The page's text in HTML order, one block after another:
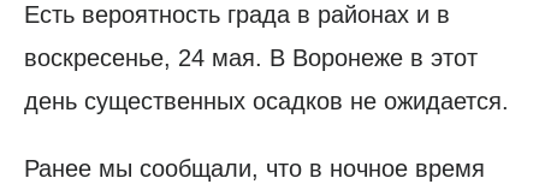
Есть вероятность града в районах и в
воскресенье, 24 мая. В Воронеже в этот
день существенных осадков не ожидается.
Ранее мы сообщали, что в ночное время